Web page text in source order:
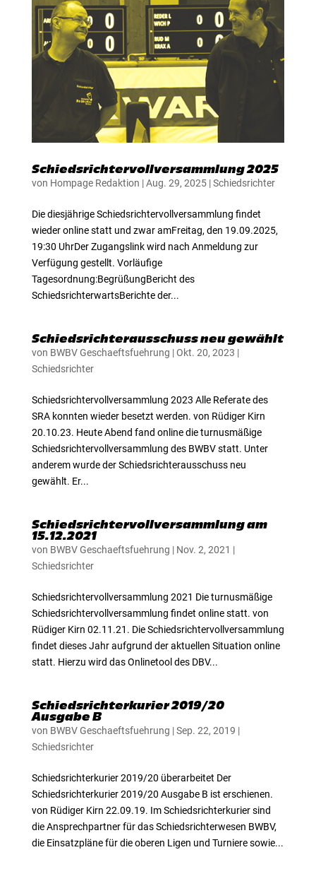
Schiedsrichtervollversammlung 2025
von Hompage Redaktion |Aug. 29, 2025|Schiedsrichter
Die diesjährige Schiedsrichtervollversammlung findet
wieder online statt und zwar amFreitag, den 19.09.2025,
19:30 UhrDer Zugangslink wird nach Anmeldung zur
Verfügung gestellt. Vorläufige
Tagesordnung:BegrüßungBericht des
SchiedsrichterwartsBerichte der...
Schiedsrichterausschuss neu gewählt
von BWBV Geschaeftsfuehrung |Okt. 20, 2023 |
Schiedsrichter
Schiedsrichtervollversammlung 2023 Alle Referate des
SRA konnten wieder besetzt werden. von Rüdiger Kirn
20.10.23. Heute Abend fand online die turnusmäßige
Schiedsrichtervollversammlung des BWBV statt. Unter
anderem wurde der Schiedsrichterausschuss neu
gewählt. Er...
Schiedsrichtervollversammlung am
15.12.2021
von BWBV Geschaeftsfuehrung | Nov. 2, 2021 |
Schiedsrichter
Schiedsrichtervollversammlung 2021 Die turnusmäßige
Schiedsrichtervollversammlung findet online statt. von
Rüdiger Kirn 02.11.21. Die Schiedsrichtervollversammlung
findet dieses Jahr aufgrund der aktuellen Situation online
statt. Hierzu wird das Onlinetool des DBV...
Schiedsrichterkurier 2019/20
Ausgabe B
von BWBV Geschaeftsfuehrung |Sep. 22, 2019 |
Schiedsrichter
Schiedsrichterkurier 2019/20 überarbeitet Der
Schiedsrichterkurier 2019/20 Ausgabe B ist erschienen.
von Rüdiger Kirn 22.09.19. Im Schiedsrichterkurier sind
die Ansprechpartner für das Schiedsrichterwesen BWBV,
die Einsatzpläne für die oberen Ligen und Turniere sowie...